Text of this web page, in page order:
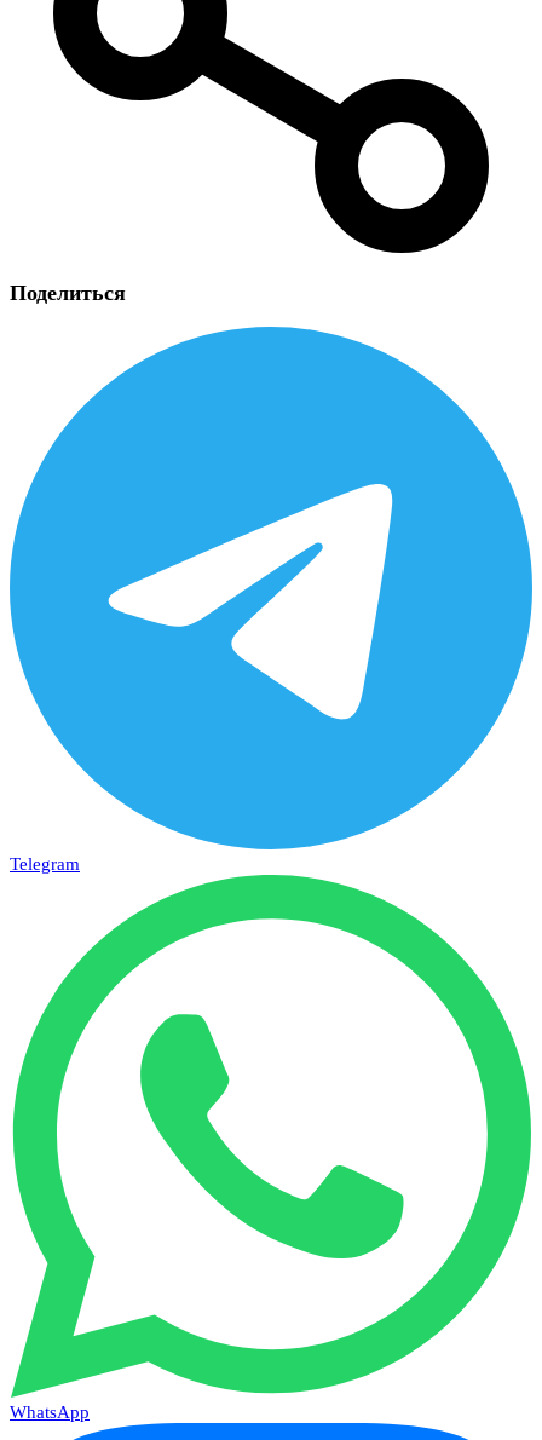
Поделиться
Telegram
WhatsApp